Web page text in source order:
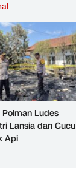
Polman Ludes
Lansia dan Cucu
Api